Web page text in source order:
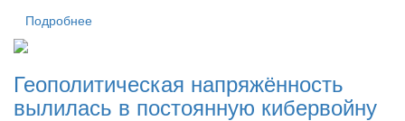
Подробнее
Геополитическая напряжённость
вылилась в постоянную кибервойну